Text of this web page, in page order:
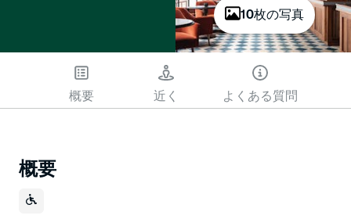
10枚の写真
概要 近く よくある質問
概要